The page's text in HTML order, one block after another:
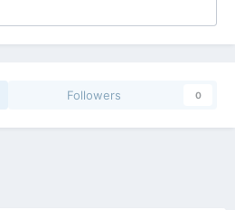
Followers 0